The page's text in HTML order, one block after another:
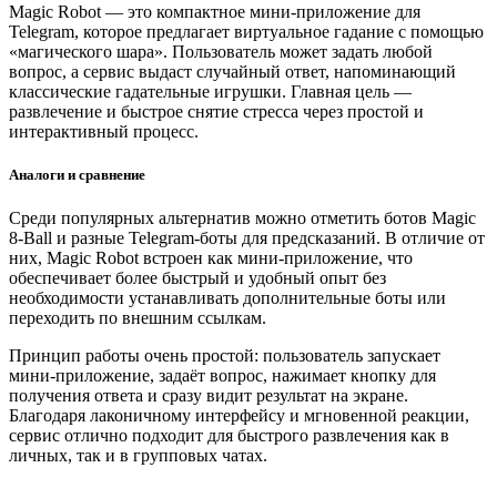
Magic Robot — это компактное мини-приложение для
Telegram, которое предлагает виртуальное гадание с помощью
«магического шара». Пользователь может задать любой
вопрос, а сервис выдаст случайный ответ, напоминающий
классические гадательные игрушки. Главная цель —
развлечение и быстрое снятие стресса через простой и
интерактивный процесс.
Аналоги и сравнение
Среди популярных альтернатив можно отметить ботов Magic
8-Ball и разные Telegram-боты для предсказаний. В отличие от
них, Magic Robot встроен как мини-приложение, что
обеспечивает более быстрый и удобный опыт без
необходимости устанавливать дополнительные боты или
переходить по внешним ссылкам.
Принцип работы очень простой: пользователь запускает
мини-приложение, задаёт вопрос, нажимает кнопку для
получения ответа и сразу видит результат на экране.
Благодаря лаконичному интерфейсу и мгновенной реакции,
сервис отлично подходит для быстрого развлечения как в
личных, так и в групповых чатах.